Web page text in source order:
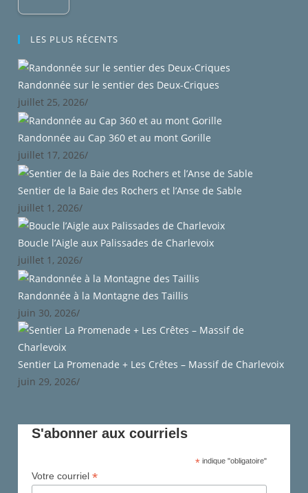
LES PLUS RÉCENTS
Randonnée sur le sentier des Deux-Criques
juillet 25, 2026/
Randonnée au Cap 360 et au mont Gorille
juillet 17, 2026/
Sentier de la Baie des Rochers et l’Anse de Sable
juillet 1, 2026/
Boucle l’Aigle aux Palissades de Charlevoix
juillet 1, 2026/
Randonnée à la Montagne des Taillis
juin 30, 2026/
Sentier La Promenade + Les Crêtes – Massif de Charlevoix
juin 29, 2026/
S'abonner aux courriels
*indique "obligatoire"
Votre courriel*